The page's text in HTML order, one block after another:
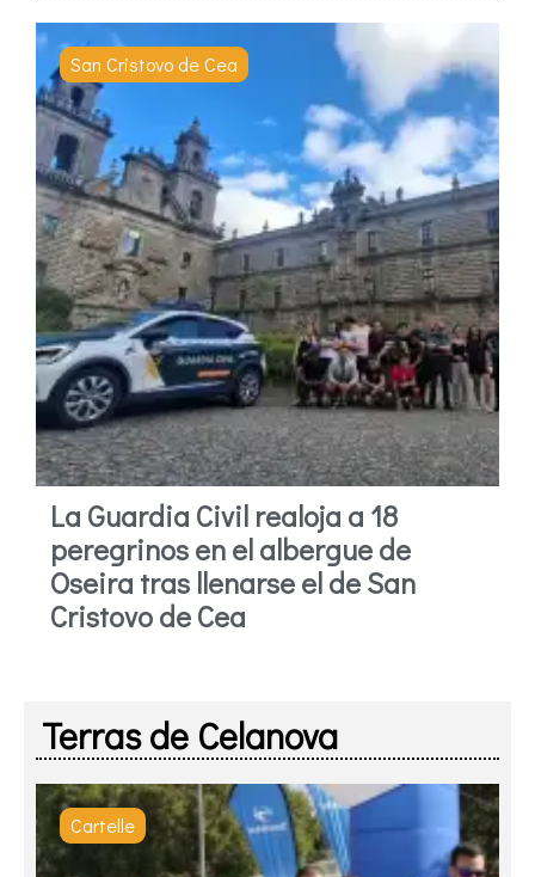
San Cristovo de Cea
La Guardia Civil realoja a 18
peregrinos en el albergue de
Oseira tras llenarse el de San
Cristovo de Cea
Terras de Celanova
Cartelle